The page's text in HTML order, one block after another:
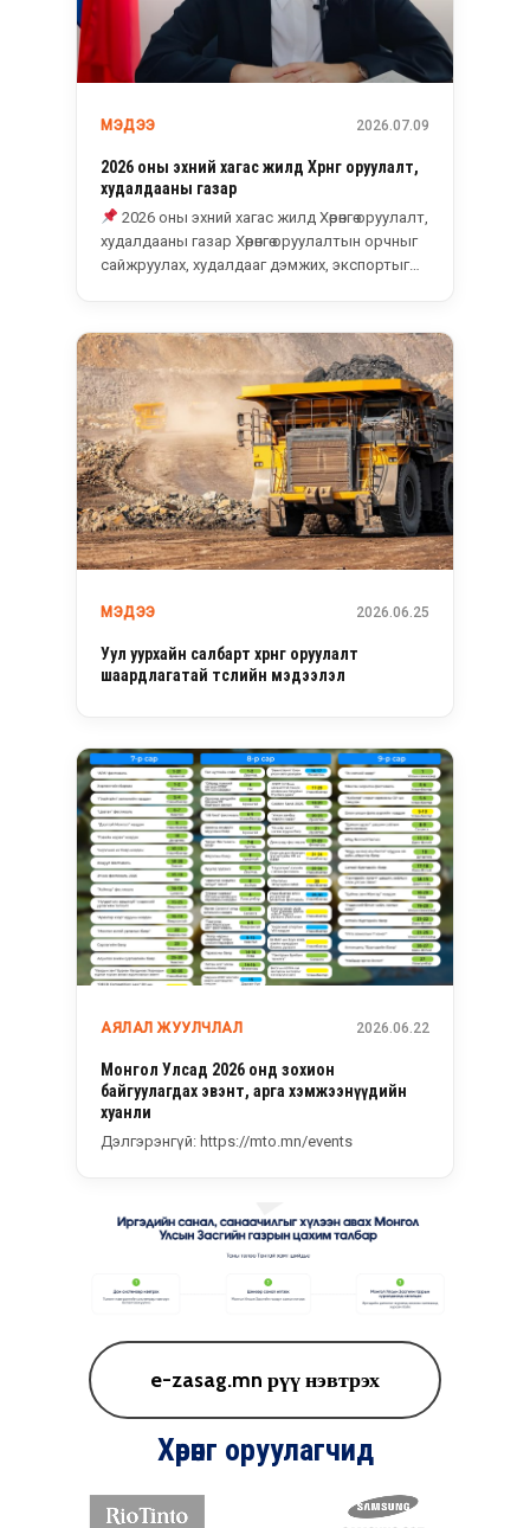
МЭДЭЭ 2026.07.09
2026 оны эхний хагас жилд Хөрөнгө оруулалт,
худалдааны газар
2026 оны эхний хагас жилд Хөрөнгө оруулалт,
худалдааны газар Хөрөнгө оруулалтын орчныг
сайжруулах, худалдааг дэмжих, экспортыг
МЭДЭЭ 2026.06.25
Уул уурхайн салбарт хөрөнгө оруулалт
шаардлагатай төслийн мэдээлэл
АЯЛАЛ ЖУУЛЧЛАЛ 2026.06.22
Монгол Улсад 2026 онд зохион
байгуулагдах эвэнт, арга хэмжээнүүдийн
хуанли
Дэлгэрэнгүй: https://mto.mn/events
e-zasag.mn рүү нэвтрэх
Хөрөнгө оруулагчид